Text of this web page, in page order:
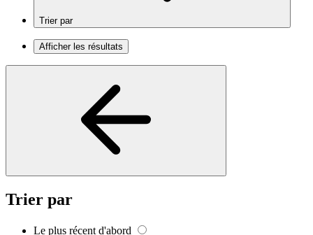
Trier par
Afficher les résultats
Trier par
Le plus récent d'abord